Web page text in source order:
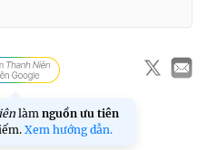
làm nguồn ưu tiên
Xem hướng dẫn.